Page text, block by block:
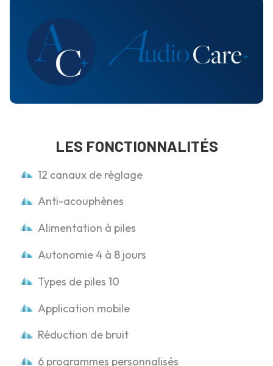
LES FONCTIONNALITÉS
12 canaux de réglage
Anti-acouphènes
Alimentation à piles
Autonomie 4 à 8 jours
Types de piles 10
Application mobile
Réduction de bruit
6 programmes personnalisés